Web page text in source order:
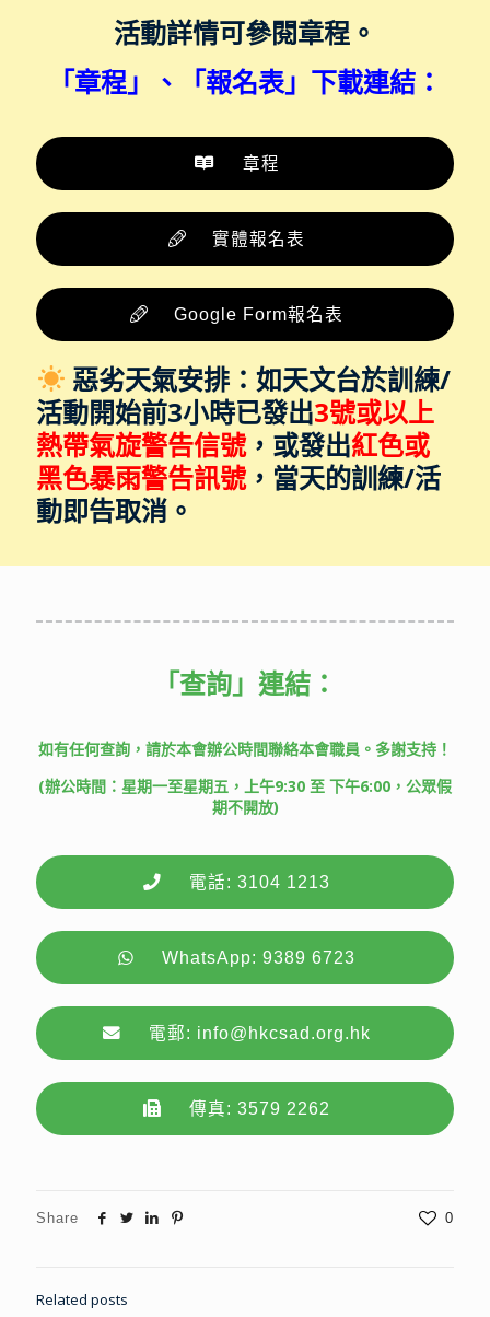
活動詳情可參閱章程。
「章程」、「報名表」 下載連結：
章程
實體報名表
Google Form報名表
惡劣天氣安排：如天文台於訓練/
活動開始前3小時已發出3號或以上
熱帶氣旋警告信號，或發出紅色或
黑色暴雨警告訊號，當天的訓練/活
動即告取消。
「查詢」 連結：
如有任何查詢，請於本會辦公時間聯絡本會職員。多謝支持！
(辦公時間：星期一至星期五，上午9:30 至 下午6:00，公眾假
期不開放)
電話: 3104 1213
WhatsApp: 9389 6723
電郵: info@hkcsad.org.hk
傳真: 3579 2262
Share 0
Related posts